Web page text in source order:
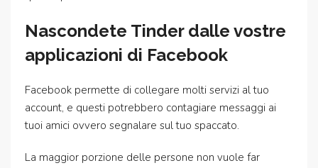
Nascondete Tinder dalle vostre
applicazioni di Facebook
Facebook permette di collegare molti servizi al tuo
account, e questi potrebbero contagiare messaggi ai
tuoi amici ovvero segnalare sul tuo spaccato.
La maggior porzione delle persone non vuole far